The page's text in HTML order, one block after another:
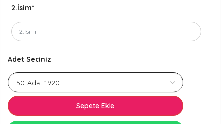
2.İsim*
Adet Seçiniz
Sepete Ekle